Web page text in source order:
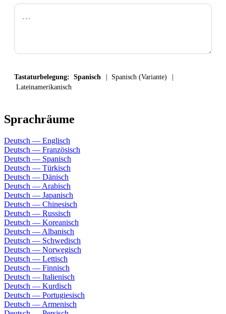
Tastaturbelegung: Spanisch
Spanisch (Variante)
Lateinamerikanisch
Sprachräume
Deutsch — Englisch
Deutsch — Französisch
Deutsch — Spanisch
Deutsch — Türkisch
Deutsch — Dänisch
Deutsch — Arabisch
Deutsch — Japanisch
Deutsch — Chinesisch
Deutsch — Russisch
Deutsch — Koreanisch
Deutsch — Albanisch
Deutsch — Schwedisch
Deutsch — Norwegisch
Deutsch — Lettisch
Deutsch — Finnisch
Deutsch — Italienisch
Deutsch — Kurdisch
Deutsch — Portugiesisch
Deutsch — Armenisch